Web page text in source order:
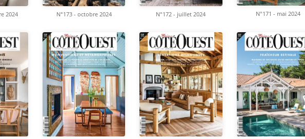
2024 N°173 - octobre 2024 N°172 - juillet 2024 N°171 - mai 2024